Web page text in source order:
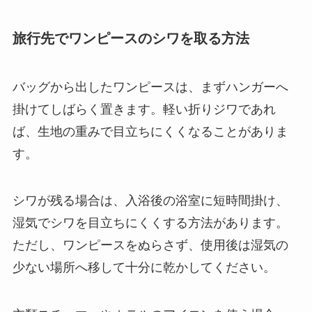
旅行先でワンピースのシワを取る方法
バッグから出したワンピースは、まずハンガーへ
掛けてしばらく置きます。軽い折りジワであれ
ば、生地の重みで目立ちにくくなることがありま
す。
シワが残る場合は、入浴後の浴室に短時間掛け、
湿気でシワを目立ちにくくする方法があります。
ただし、ワンピースをぬらさず、使用後は湿気の
少ない場所へ移して十分に乾かしてください。